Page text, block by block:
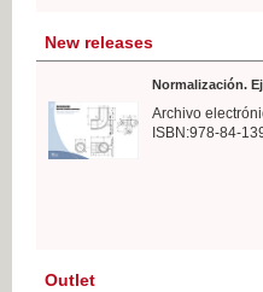
New releases
Normalización.
Archivo
ISBN:978-84-
Outlet